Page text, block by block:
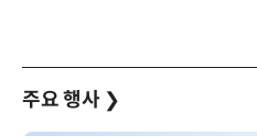
주요 행사 ❯